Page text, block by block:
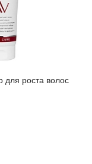
для роста волос